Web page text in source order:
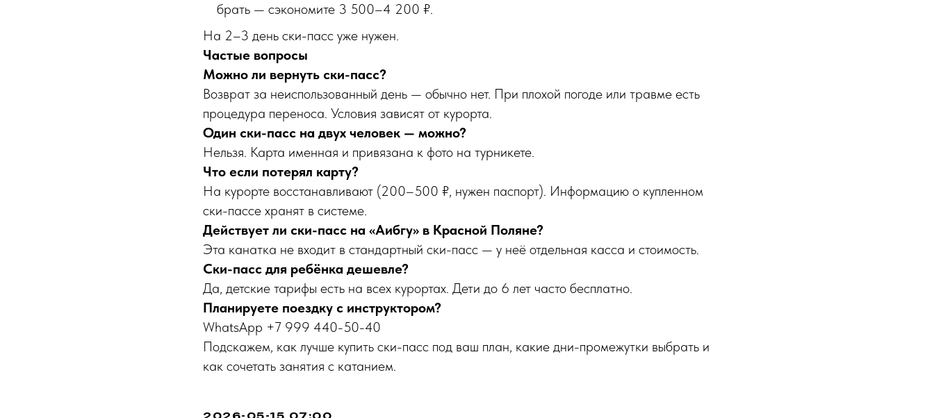
брать — сэкономите 3 500–4 200 ₽.
На 2–3 день ски-пасс уже нужен.
Частые вопросы
Можно ли вернуть ски-пасс?
Возврат за неиспользованный день — обычно нет. При плохой погоде или травме есть
процедура переноса. Условия зависят от курорта.
Один ски-пасс на двух человек — можно?
Нельзя. Карта именная и привязана к фото на турникете.
Что если потерял карту?
На курорте восстанавливают (200–500 ₽, нужен паспорт). Информацию о купленном
ски-пассе хранят в системе.
Действует ли ски-пасс на «Аибгу» в Красной Поляне?
Эта канатка не входит в стандартный ски-пасс — у неё отдельная касса и стоимость.
Ски-пасс для ребёнка дешевле?
Да, детские тарифы есть на всех курортах. Дети до 6 лет часто бесплатно.
Планируете поездку с инструктором?
WhatsApp +7 999 440-50-40
Подскажем, как лучше купить ски-пасс под ваш план, какие дни-промежутки выбрать и
как сочетать занятия с катанием.
2026-05-15 07:00